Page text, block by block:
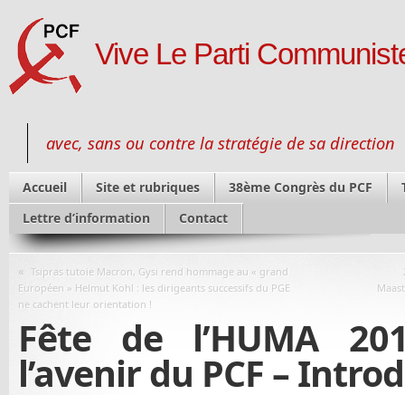
Vive Le Parti
avec, sans ou contre la stratégie de sa direction
Accueil Site et rubriques 38ème Congrès du PCF
Lettre d’information
Contact
« Tsipras tutoie Macron, Gysi rend hommage au « grand
Européen » Helmut Kohl : les dirigeants successifs du PGE
ne cachent leur orientation !
Fête de l’HUMA
l’avenir du PCF –